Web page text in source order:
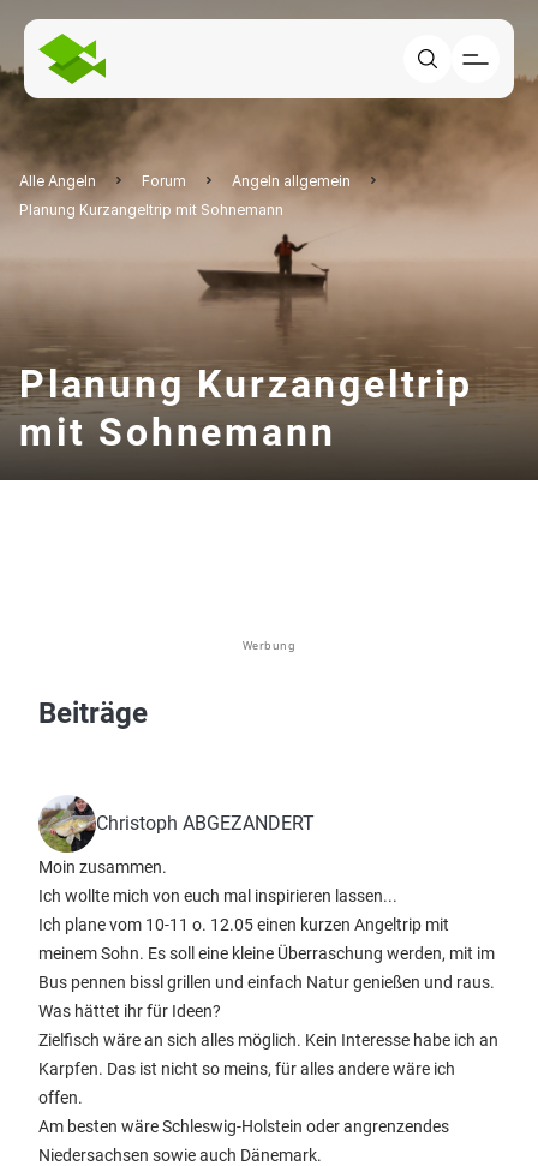
Alle Angeln Forum
Angeln allgemein
Planung Kurzangeltrip mit Sohnemann
Planung Kurzangeltrip
mit Sohnemann
Werbung
Beiträge
Christoph ABGEZANDERT
Moin zusammen.
Ich wollte mich von euch mal inspirieren lassen...
Ich plane vom 10-11 o. 12.05 einen kurzen Angeltrip mit
meinem Sohn. Es soll eine kleine Überraschung werden, mit im
Bus pennen bissl grillen und einfach Natur genießen und raus.
Was hättet ihr für Ideen?
Zielfisch wäre an sich alles möglich. Kein Interesse habe ich an
Karpfen. Das ist nicht so meins, für alles andere wäre ich
offen.
Am besten wäre Schleswig-Holstein oder angrenzendes
Niedersachsen sowie auch Dänemark.